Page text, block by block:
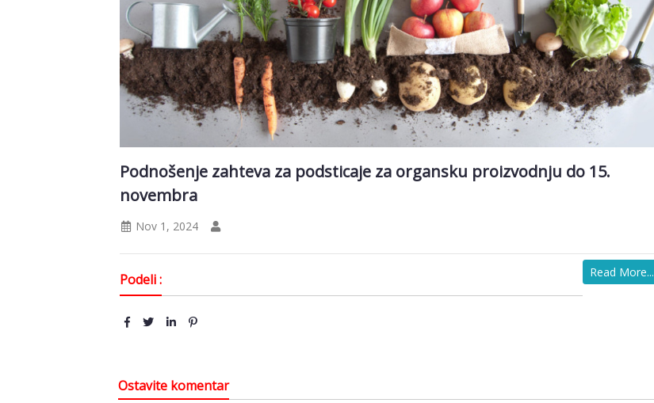
Podnošenje zahteva za podsticaje za organsku proizvodnju do 15.
novembra
Nov 1, 2024
Read More...
Podeli :
Ostavite komentar